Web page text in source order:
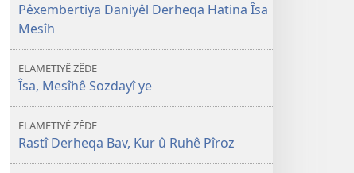
Pêxembertiya Daniyêl Derheqa Hatina Îsa
Mesîh
ELAMETIYÊ ZÊDE
Îsa, Mesîhê Sozdayî ye
ELAMETIYÊ ZÊDE
Rastî Derheqa Bav, Kur û Ruhê Pîroz